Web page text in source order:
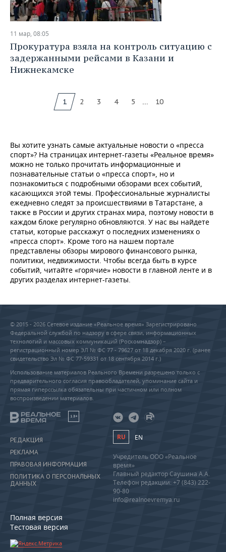
11 мар, 08:05
Прокуратура взяла на контроль ситуацию с
задержанными рейсами в Казани и
Нижнекамске
1 2 3 4 5 ... 10
Вы хотите узнать самые актуальные новости о «пресса
спорт»? На страницах интернет-газеты «Реальное время»
можно не только прочитать информационные и
познавательные статьи о «пресса спорт», но и
познакомиться с подробными обзорами всех событий,
касающихся этой темы. Профессиональные журналисты
ежедневно следят за происшествиями в Татарстане, а
также в России и других странах мира, поэтому новости в
каждом блоке регулярно обновляются. У нас вы найдете
статьи, которые расскажут о последних изменениях о
«пресса спорт». Кроме того на нашем портале
представлены обзоры мирового финансового рынка,
политики, недвижимости. Чтобы всегда быть в курсе
событий, читайте «горячие» новости в главной ленте и в
других разделах интернет-газеты.
© 2015 - 2026 Сетевое издание «Реальное время» Зарегистрировано
Федеральной службой по надзору в сфере связи, информационных
технологий и массовых коммуникаций (Роскомнадзор) –
регистрационный номер ЭЛ № ФС 77 - 79627 от 18 декабря 2020 г. (ранее
свидетельство Эл № ФС 77-59331 от 18 сентября 2014 г.)
Использование материалов Реального Времени разрешено только с
предварительного согласия правообладателей, упоминание сайта и
прямая гиперссылка обязательны при частичном или полном
воспроизведении материалов.
18+
РЕДАКЦИЯ
РЕКЛАМА
ПРАВОВАЯ ИНФОРМАЦИЯ
ПОЛИТИКА О ПЕРСОНАЛЬНЫХ
ДАННЫХ
Полная версия
Тестовая версия
RU EN
Учредитель ООО «Реальное
время»
Главный редактор Саушина А.А.
Телефон редакции: +7 (843) 222-
90-80
info@realnoevremya.ru